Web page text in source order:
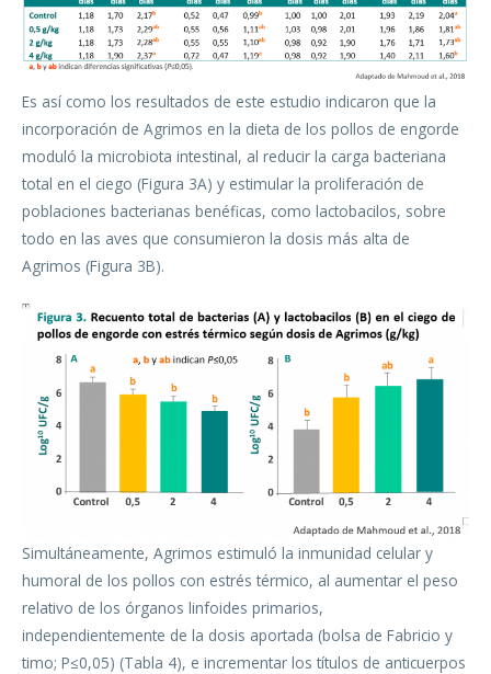
Es así como los resultados de este estudio indicaron que la
incorporación de Agrimos en la dieta de los pollos de engorde
moduló la microbiota intestinal, al reducir la carga bacteriana
total en el ciego (Figura 3A) y estimular la proliferación de
poblaciones bacterianas benéficas, como lactobacilos, sobre
todo en las aves que consumieron la dosis más alta de
Agrimos (Figura 3B).
Simultáneamente, Agrimos estimuló la inmunidad celular y
humoral de los pollos con estrés térmico, al aumentar el peso
relativo de los órganos linfoides primarios,
independientemente de la dosis aportada (bolsa de Fabricio y
timo; P≤0,05) (Tabla 4), e incrementar los títulos de anticuerpos